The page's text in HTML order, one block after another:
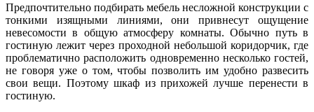
Предпочтительно подбирать мебель несложной конструкции с
тонкими изящными линиями, они привнесут ощущение
невесомости в общую атмосферу комнаты. Обычно путь в
гостиную лежит через проходной небольшой коридорчик, где
проблематично расположить одновременно несколько гостей,
не говоря уже о том, чтобы позволить им удобно развесить
свои вещи. Поэтому шкаф из прихожей лучше перенести в
гостиную.